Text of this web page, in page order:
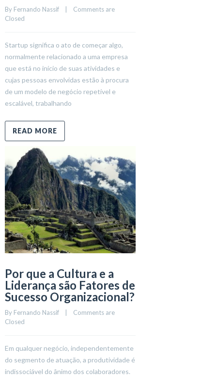
By Fernando Nassif
Comments are
Closed
Startup significa o ato de começar algo,
normalmente relacionado a uma empresa
que está no início de suas atividades e
cujas pessoas envolvidas estão à procura
de um modelo de negócio repetível e
escalável, trabalhando
READ MORE
Por que a Cultura e a
Liderança são Fatores de
Sucesso Organizacional?
By Fernando Nassif
    |
Comments are
Closed
Em qualquer negócio, independentemente
do segmento de atuação, a produtividade é
indissociável do ânimo dos colaboradores.